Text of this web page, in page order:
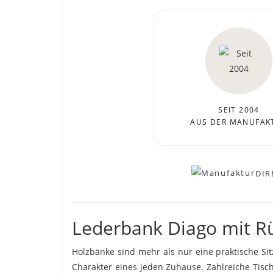
SEIT 2004
AUS DER
Lederbank Diago mit
Holzbänke sind mehr als nur eine praktische
Charakter eines jeden Zuhause. Zahlreiche